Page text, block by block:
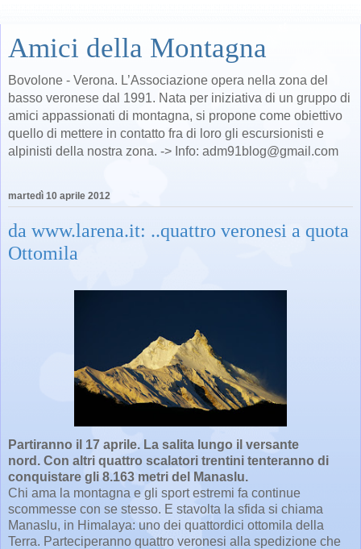
Amici della Montagna
Bovolone - Verona. L’Associazione opera nella zona del
basso veronese dal 1991. Nata per iniziativa di un gruppo di
amici appassionati di montagna, si propone come obiettivo
quello di mettere in contatto fra di loro gli escursionisti e
alpinisti della nostra zona. -> Info: adm91blog@gmail.com
martedì 10 aprile 2012
da www.larena.it: ..quattro veronesi a quota
Ottomila
Partiranno il 17 aprile. La salita lungo il versante
nord. Con altri quattro scalatori trentini tenteranno di
conquistare gli 8.163 metri del Manaslu.
Chi ama la montagna e gli sport estremi fa continue
scommesse con se stesso. E stavolta la sfida si chiama
Manaslu, in Himalaya: uno dei quattordici ottomila della
Terra. Parteciperanno quattro veronesi alla spedizione che